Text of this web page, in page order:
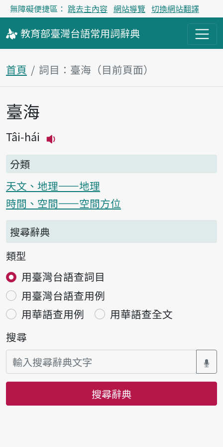
無障礙便捷區： 跳去主內容 網站導覽 切換網站翻譯
教育部臺灣台語常用詞辭典
首頁 詞目：臺海（目前頁面）
主內容區塊
臺海
Tâi-hái
分類
天文、地理——地理
時間、空間——空間方位
搜尋辭典
類型
用臺灣台語查詞目
用臺灣台語查用例
用華語查用例
用華語查全文
搜尋
搜尋辭典